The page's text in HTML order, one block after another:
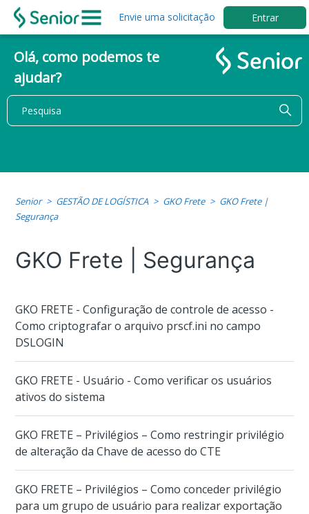
Envie uma solicitação Entrar
Olá, como podemos te
ajudar?
Senior GESTÃO DE LOGÍSTICA GKO Frete
GKO Frete |
Segurança
GKO Frete | Segurança
GKO FRETE - Configuração de controle de acesso -
Como criptografar o arquivo prscf.ini no campo
DSLOGIN
GKO FRETE - Usuário - Como verificar os usuários
ativos do sistema
GKO FRETE – Privilégios – Como restringir privilégio
de alteração da Chave de acesso do CTE
GKO FRETE – Privilégios – Como conceder privilégio
para um grupo de usuário para realizar exportação